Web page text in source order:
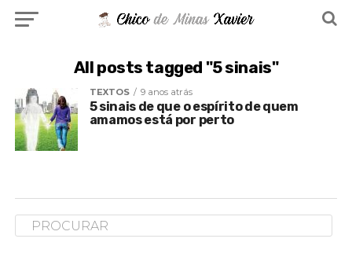
All posts tagged "5 sinais"
TEXTOS 9 anos atrás
5 sinais de que o espírito de quem
amamos está por perto